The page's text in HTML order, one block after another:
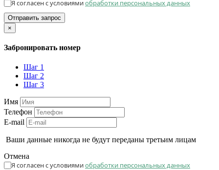
Я согласен с условиямиобработки персональных данных
Отправить запрос
×
Забронировать номер
Шаг 1
Шаг 2
Шаг 3
Имя
Телефон
E-mail
Ваши данные никогда не будут переданы третьим лицам
Отмена
Я согласен с условиямиобработки персональных данных